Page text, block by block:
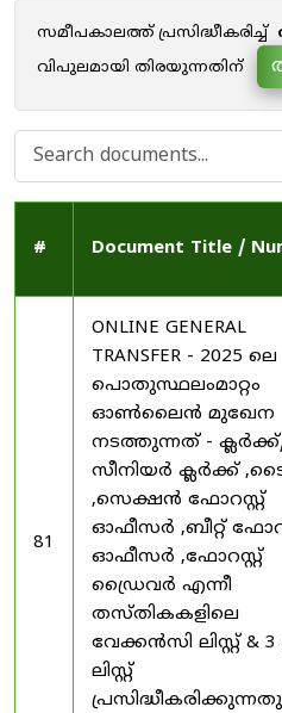
സമീപകാലത്ത് പ്രസിദ്ധീകരിച്ച്
വിപുലമായി തിരയുന്നതിന്
# Document Title /
81
ONLINE GENERAL
TRANSFER - 2025 ലെ
പൊതുസ്ഥലംമാറ്റം
ഓൺലൈൻ മുഖേന
നടത്തുന്നത് -
സീനിയർ ക്ലർക്ക്
,സെക്ഷൻ ഫോറസ്റ്റ്
ഓഫീസർ ,ബീറ്റ്
ഓഫീസർ ,ഫോറസ്റ്റ്
ഡ്രൈവർ എന്നീ
തസ്തികകളിലെ
വേക്കൻസി ലിസ്റ്റ് &
ലിസ്റ്റ്